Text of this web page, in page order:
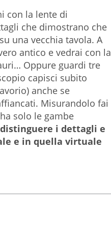
con la lente di
che dimostrano che
una vecchia tavola. A
antico e vedrai con la
Oppure guardi tre
capisci subito
anche se
Misurandolo fai
solo le gambe
i dettagli e
e in quella virtuale